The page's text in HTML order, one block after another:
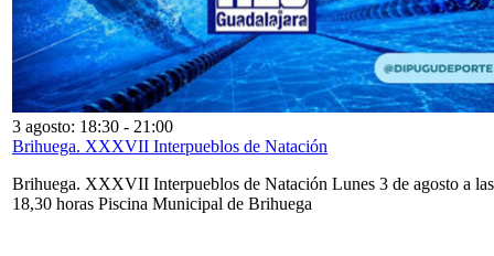
3 agosto: 18:30 - 21:00
Brihuega. XXXVII Interpueblos de Natación
Brihuega. XXXVII Interpueblos de Natación Lunes 3 de agosto a las
18,30 horas Piscina Municipal de Brihuega